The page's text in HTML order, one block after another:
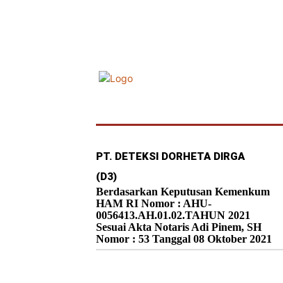
PT. DETEKSI DORHETA DIRGA
(D3)
Berdasarkan Keputusan Kemenkum
HAM RI Nomor : AHU-
0056413.AH.01.02.TAHUN 2021
Sesuai Akta Notaris Adi Pinem, SH
Nomor : 53 Tanggal 08 Oktober 2021